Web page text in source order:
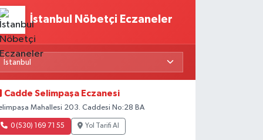
İstanbul Nöbetçi Eczaneler
Cadde Selimpaşa Eczanesi
Mahallesi 203. Caddesi No:28 BA
0 (530) 169 71 55 Yol Tarifi Al